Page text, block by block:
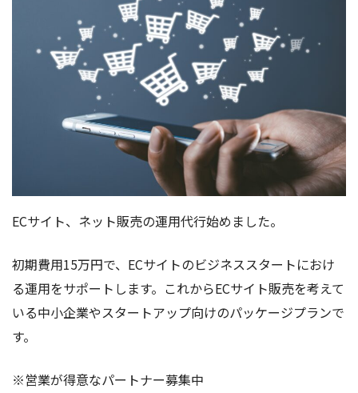
ECサイト、ネット販売の運用代行始めました。
初期費用15万円で、ECサイトのビジネススタートにおけ
る運用をサポートします。これからECサイト販売を考えて
いる中小企業やスタートアップ向けのパッケージプランで
す。
※営業が得意なパートナー募集中